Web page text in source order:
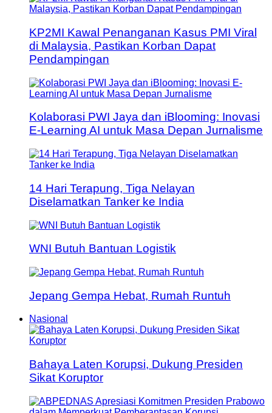
KP2MI Kawal Penanganan Kasus PMI Viral
di Malaysia, Pastikan Korban Dapat
Pendampingan
Kolaborasi PWI Jaya dan iBlooming: Inovasi
E-Learning AI untuk Masa Depan Jurnalisme
14 Hari Terapung, Tiga Nelayan
Diselamatkan Tanker ke India
WNI Butuh Bantuan Logistik
Jepang Gempa Hebat, Rumah Runtuh
Nasional
Bahaya Laten Korupsi, Dukung Presiden
Sikat Koruptor